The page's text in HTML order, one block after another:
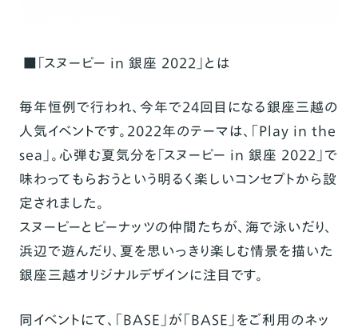
■「スヌーピー in 銀座 2022」とは
毎年恒例で行われ、今年で24回目になる銀座三越の
人気イベントです。 2022年のテーマは、「Play in the
sea」。心弾む夏気分を「スヌーピー in 銀座 2022」で
味わってもらおうという明るく楽しいコンセプトから設
定されました。
スヌーピーとピーナッツの仲間たちが、海で泳いだり、
浜辺で遊んだり、夏を思いっきり楽しむ情景を描いた
銀座三越オリジナルデザインに注目です。
同イベントにて、「BASE 」が「BASE 」をご利用のネッ